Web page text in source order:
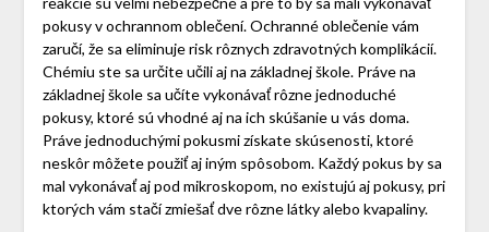
pokusy v ochrannom oblečení. Ochranné oblečenie vám
zaručí, že sa eliminuje risk rôznych zdravotných komplikácií.
Chémiu ste sa určite učili aj na základnej škole. Práve na
základnej škole sa učíte vykonávať rôzne jednoduché
pokusy, ktoré sú vhodné aj na ich skúšanie u vás doma.
Práve jednoduchými pokusmi získate skúsenosti, ktoré
neskôr môžete použiť aj iným spôsobom. Každý pokus by sa
mal vykonávať aj pod mikroskopom, no existujú aj pokusy, pri
ktorých vám stačí zmiešať dve rôzne látky alebo kvapaliny.